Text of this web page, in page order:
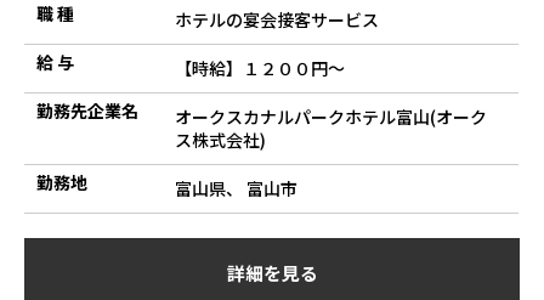
職 種
ホテルの宴会接客サービス
給 与
【時給】１２００円～
勤務先企業名
オークスカナルパークホテル富山(オーク
ス株式会社)
勤務地
富山県、 富山市
詳細を見る